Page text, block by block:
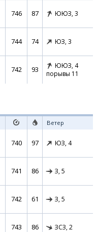
746 87 ЮЮЗ, 3
744 74 ЮЗ, 3
742 93 ЮЮЗ, 4
порывы 11
Ветер
740 97 ЮЗ, 4
741 86 З, 5
742 61 З, 5
743 86 ЗСЗ, 2